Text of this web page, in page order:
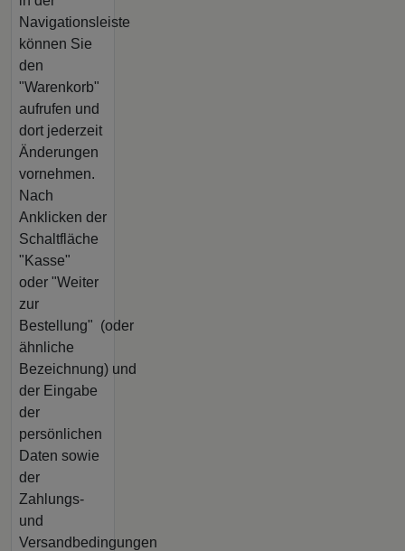
Navigationsleiste
können Sie
den
"Warenkorb"
aufrufen und
dort jederzeit
Änderungen
vornehmen.
Nach
Anklicken der
Schaltfläche
"Kasse"
oder "Weiter
zur
Bestellung" (oder
ähnliche
Bezeichnung) und
der Eingabe
der
persönlichen
Daten sowie
der
Zahlungs-
und
Versandbedingungen